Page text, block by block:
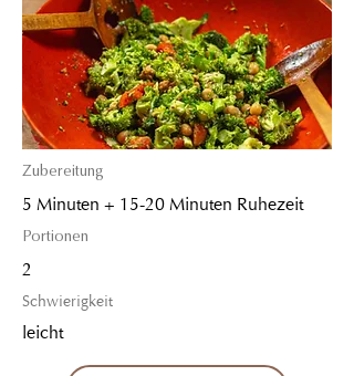
Zubereitung
5 Minuten + 15-20 Minuten Ruhezeit
Portionen
2
Schwierigkeit
leicht